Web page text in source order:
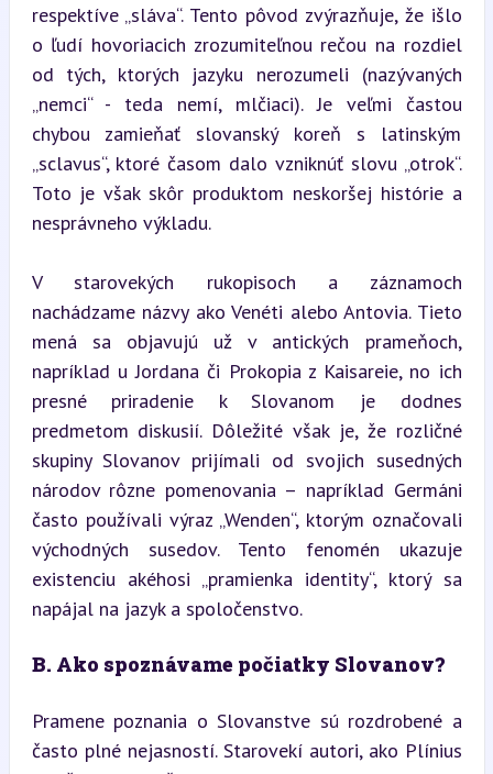
respektíve „sláva“. Tento pôvod zvýrazňuje, že išlo
o ľudí hovoriacich zrozumiteľnou rečou na rozdiel
od tých, ktorých jazyku nerozumeli (nazývaných
„nemci“ - teda nemí, mlčiaci). Je veľmi častou
chybou zamieňať slovanský koreň s latinským
„sclavus“, ktoré časom dalo vzniknúť slovu „otrok“.
Toto je však skôr produktom neskoršej histórie a
nesprávneho výkladu.
V starovekých rukopisoch a záznamoch
nachádzame názvy ako Venéti alebo Antovia. Tieto
mená sa objavujú už v antických prameňoch,
napríklad u Jordana či Prokopia z Kaisareie, no ich
presné priradenie k Slovanom je dodnes
predmetom diskusií. Dôležité však je, že rozličné
skupiny Slovanov prijímali od svojich susedných
národov rôzne pomenovania – napríklad Germáni
často používali výraz „Wenden“, ktorým označovali
východných susedov. Tento fenomén ukazuje
existenciu akéhosi „pramienka identity“, ktorý sa
napájal na jazyk a spoločenstvo.
B. Ako spoznávame počiatky Slovanov?
Pramene poznania o Slovanstve sú rozdrobené a
často plné nejasností. Starovekí autori, ako Plínius